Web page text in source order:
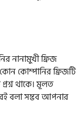
নানামুখী ফ্রিজ
কোন কোম্পানির ফ্রিজটি
থাকে। মূলত
বলা সম্ভব আপনার